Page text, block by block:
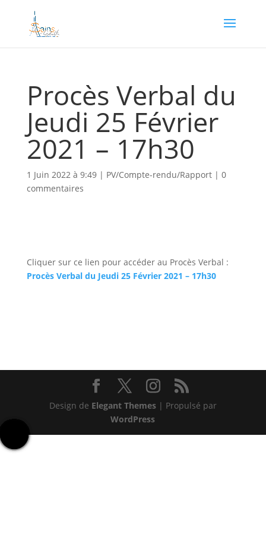
Procès Verbal du
Jeudi 25 Février
2021 – 17h30
1 Juin 2022 à 9:49 | PV/Compte-rendu/Rapport| 0
commentaires
Cliquer sur ce lien pour accéder au Procès Verbal :
Procès Verbal du Jeudi 25 Février 2021 – 17h30
Design de Elegant Themes| Propulsé par
WordPress